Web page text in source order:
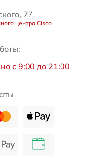
77
центра Cisco
с 9:00 до 21:00